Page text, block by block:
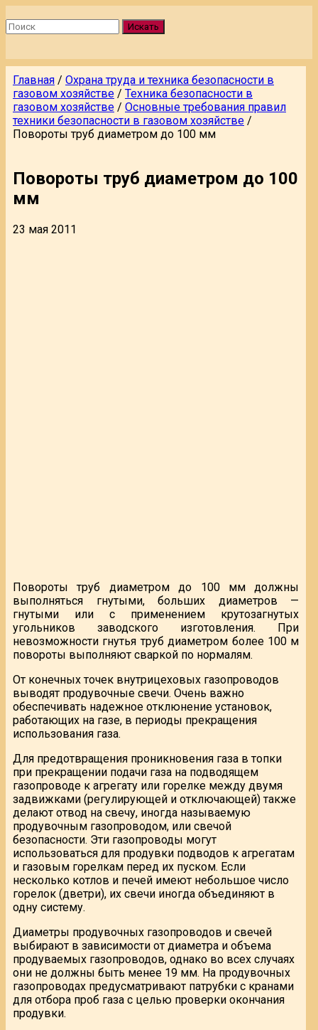
Искать
Главная / Охрана труда и техника безопасности в
газовом хозяйстве / Техника безопасности в
газовом хозяйстве / Основные требования правил
техники безопасности в газовом хозяйстве /
Повороты труб диаметром до 100 мм
Повороты труб диаметром до 100
мм
23 мая 2011
Повороты труб диаметром до 100 мм должны
выполняться гнутыми, больших диаметров —
гнутыми или с применением крутозагнутых
угольников заводского изготовления. При
невозможности гнутья труб диаметром более 100 м
повороты выполняют сваркой по нормалям.
От конечных точек внутрицеховых газопроводов
выводят продувочные свечи. Очень важно
обеспечивать надежное отклюнение установок,
работающих на газе, в периоды прекращения
использования газа.
Для предотвращения проникновения газа в топки
при прекращении подачи газа на подводящем
газопроводе к агрегату или горелке между двумя
задвижками (регулирующей и отключающей) также
делают отвод на свечу, иногда называемую
продувочным газопроводом, или свечой
безопасности. Эти газопроводы могут
использоваться для продувки подводов к агрегатам
и газовым горелкам перед их пуском. Если
несколько котлов и печей имеют небольшое число
горелок (дветри), их свечи иногда объединяют в
одну систему.
Диаметры продувочных газопроводов и свечей
выбирают в зависимости от диаметра и объема
продуваемых газопроводов, однако во всех случаях
они не должны быть менее 19 мм. На продувочных
газопроводах предусматривают патрубки с кранами
для отбора проб газа с целью проверки окончания
продувки.